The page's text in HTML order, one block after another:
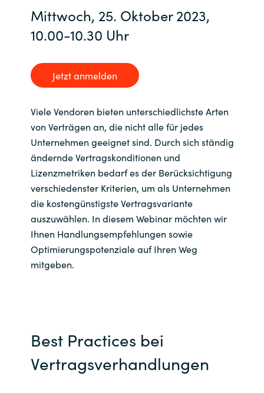
Singapore
Spain
Sri Lanka
Sweden
Switzerland
Ukraine
United Kingdom
United States
Mittwoch, 25. Oktober 2023,
10.00-10.30 Uhr
Jetzt anmelden
Viele Vendoren bieten unterschiedlichste Arten
von Verträgen an, die nicht alle für jedes
Unternehmen geeignet sind. Durch sich ständig
ändernde Vertragskonditionen und
Lizenzmetriken bedarf es der Berücksichtigung
verschiedenster Kriterien, um als Unternehmen
die kostengünstigste Vertragsvariante
auszuwählen. In diesem Webinar möchten wir
Ihnen Handlungsempfehlungen sowie
Optimierungspotenziale auf Ihren Weg
mitgeben.
Best Practices bei
Vertragsverhandlungen